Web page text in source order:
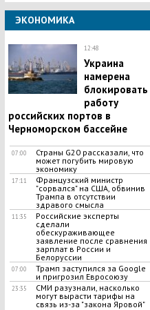
ЭКОНОМИКА
12:48
Украина
намерена
блокировать
работу
российских портов в
Черноморском бассейне
07:00
Страны G20 рассказали, что
может погубить мировую
экономику
17:11
Французский министр
"сорвался" на США, обвинив
Трампа в отсутствии
здравого смысла
11:35
Российские эксперты
сделали
обескураживающее
заявление после сравнения
зарплат в России и
Белоруссии
07:00
Трамп заступился за Google
и пригрозил Евросоюзу
23:35
СМИ разузнали, насколько
могут вырасти тарифы на
связь из-за "закона Яровой"